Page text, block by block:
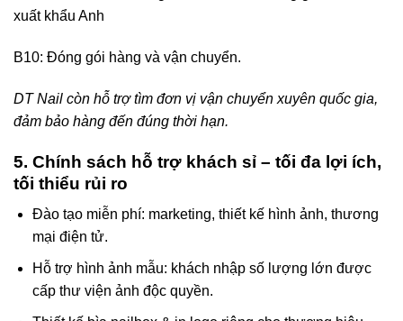
xuất khẩu Anh
B10: Đóng gói hàng và vận chuyển.
DT Nail còn hỗ trợ tìm đơn vị vận chuyển xuyên quốc gia,
đảm bảo hàng đến đúng thời hạn.
5. Chính sách hỗ trợ khách sỉ – tối đa lợi ích,
tối thiểu rủi ro
Đào tạo miễn phí: marketing, thiết kế hình ảnh, thương
mại điện tử.
Hỗ trợ hình ảnh mẫu: khách nhập số lượng lớn được
cấp thư viện ảnh độc quyền.